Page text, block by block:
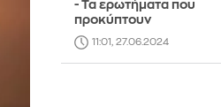
- Τα ερωτήματα που
προκύπτουν
11:01, 27.06.2024